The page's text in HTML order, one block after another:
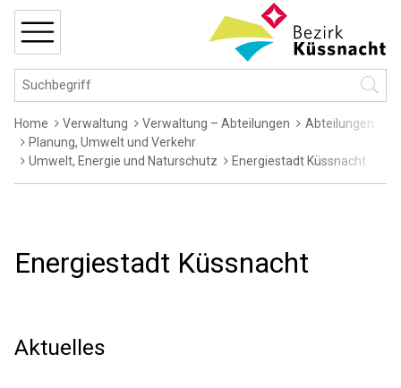
Navigieren in Küssnacht
Schnellnavigation
Hauptnavigation
Suchbegriff
Breadcrumb
Home Verwaltung Verwaltung – Abteilungen
Abteilungen
Planung, Umwelt und Verkehr
Umwelt, Energie und Naturschutz
Energiestadt Küssnacht
Energiestadt Küssnacht
Aktuelles